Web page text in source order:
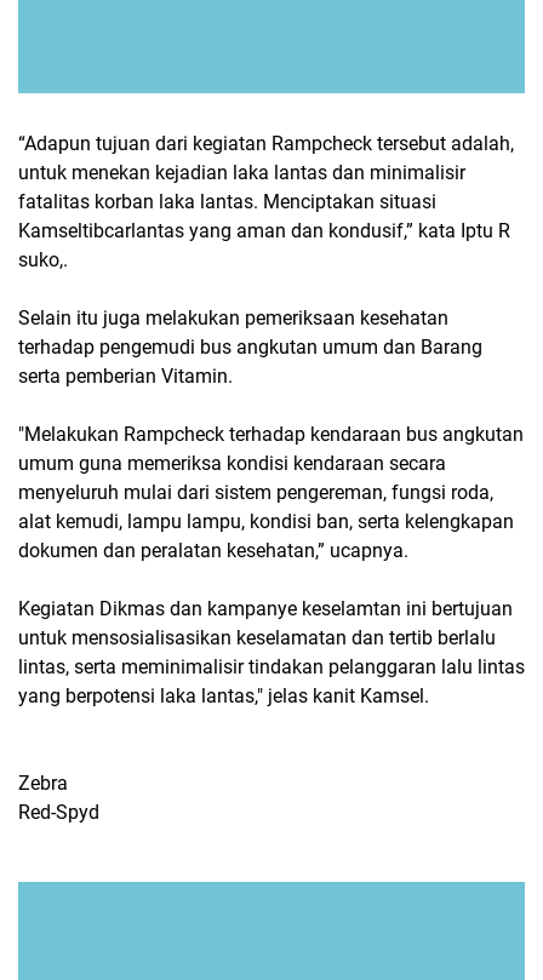
“Adapun tujuan dari kegiatan Rampcheck tersebut adalah,
untuk menekan kejadian laka lantas dan minimalisir
fatalitas korban laka lantas. Menciptakan situasi
Kamseltibcarlantas yang aman dan kondusif,” kata Iptu R
suko,.
Selain itu juga melakukan pemeriksaan kesehatan
terhadap pengemudi bus angkutan umum dan Barang
serta pemberian Vitamin.
"Melakukan Rampcheck terhadap kendaraan bus angkutan
umum guna memeriksa kondisi kendaraan secara
menyeluruh mulai dari sistem pengereman, fungsi roda,
alat kemudi, lampu lampu, kondisi ban, serta kelengkapan
dokumen dan peralatan kesehatan,” ucapnya.
Kegiatan Dikmas dan kampanye keselamtan ini bertujuan
untuk mensosialisasikan keselamatan dan tertib berlalu
lintas, serta meminimalisir tindakan pelanggaran lalu lintas
yang berpotensi laka lantas," jelas kanit Kamsel.
Zebra
Red-Spyd